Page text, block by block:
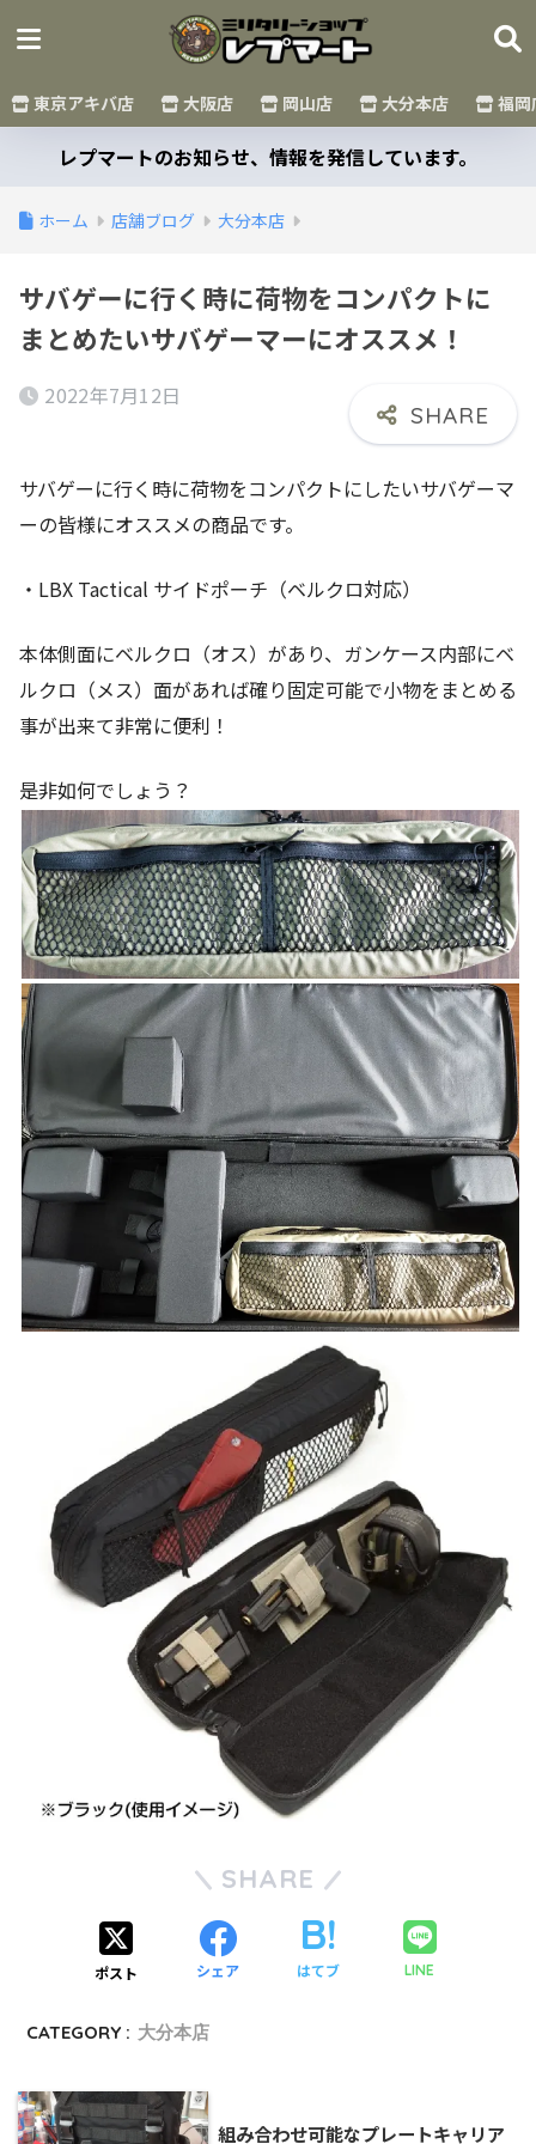
東京アキバ店 大阪店 岡山店 大分本店 福岡
レプマートのお知らせ、情報を発信しています。
ホーム 店舗ブログ 大分本店
サバゲーに行く時に荷物をコンパクトに
まとめたいサバゲーマーにオススメ！
2022年7月12日
サバゲーに行く時に荷物をコンパクトにしたいサバゲーマ
ーの皆様にオススメの商品です。
・LBX Tactical サイドポーチ（ベルクロ対応）
本体側面にベルクロ（オス）があり、ガンケース内部にベ
ルクロ（メス）面があれば確り固定可能で小物をまとめる
事が出来て非常に便利！
是非如何でしょう？
SHARE
ポスト シェア はてブ LINE
CATEGORY : 大分本店
組み合わせ可能なプレートキャリア